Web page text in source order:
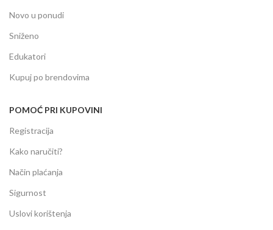
Novo u ponudi
Sniženo
Edukatori
Kupuj po brendovima
POMOĆ PRI KUPOVINI
Registracija
Kako naručiti?
Način plaćanja
Sigurnost
Uslovi korištenja